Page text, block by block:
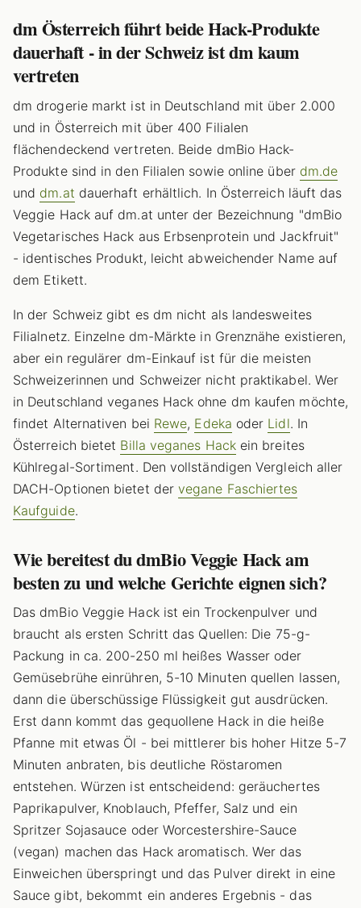
dm Österreich führt beide Hack-Produkte
dauerhaft - in der Schweiz ist dm kaum
vertreten
dm drogerie markt ist in Deutschland mit über 2.000
und in Österreich mit über 400 Filialen
flächendeckend vertreten. Beide dmBio Hack-
Produkte sind in den Filialen sowie online über dm.de
und dm.at dauerhaft erhältlich. In Österreich läuft das
Veggie Hack auf dm.at unter der Bezeichnung "dmBio
Vegetarisches Hack aus Erbsenprotein und Jackfruit"
- identisches Produkt, leicht abweichender Name auf
dem Etikett.
In der Schweiz gibt es dm nicht als landesweites
Filialnetz. Einzelne dm-Märkte in Grenznähe existieren,
aber ein regulärer dm-Einkauf ist für die meisten
Schweizerinnen und Schweizer nicht praktikabel. Wer
in Deutschland veganes Hack ohne dm kaufen möchte,
findet Alternativen bei Rewe, Edeka oder Lidl. In
Österreich bietet Billa veganes Hackein breites
Kühlregal-Sortiment. Den vollständigen Vergleich aller
DACH-Optionen bietet dervegane Faschiertes
Kaufguide.
Wie bereitest du dmBio Veggie Hack am
besten zu und welche Gerichte eignen sich?
Das dmBio Veggie Hack ist ein Trockenpulver und
braucht als ersten Schritt das Quellen: Die 75-g-
Packung in ca. 200-250 ml heißes Wasser oder
Gemüsebrühe einrühren, 5-10 Minuten quellen lassen,
dann die überschüssige Flüssigkeit gut ausdrücken.
Erst dann kommt das gequollene Hack in die heiße
Pfanne mit etwas Öl - bei mittlerer bis hoher Hitze 5-7
Minuten anbraten, bis deutliche Röstaromen
entstehen. Würzen ist entscheidend: geräuchertes
Paprikapulver, Knoblauch, Pfeffer, Salz und ein
Spritzer Sojasauce oder Worcestershire-Sauce
(vegan) machen das Hack aromatisch. Wer das
Einweichen überspringt und das Pulver direkt in eine
Sauce gibt, bekommt ein anderes Ergebnis - das